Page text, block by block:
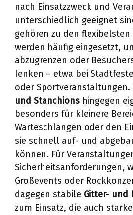
nach Einsatzzweck und
unterschiedlich geeignet
gehören zu den flexibelsten
werden häufig eingesetzt,
abzugrenzen oder
lenken – etwa bei
oder Sportveranstaltungen.
und Stanchions hingegen
besonders für kleinere
Warteschlangen oder den
sie schnell auf- und
können. Für
Sicherheitsanforderungen,
Großevents oder
dagegen stabile Gitter- und
zum Einsatz, die auch